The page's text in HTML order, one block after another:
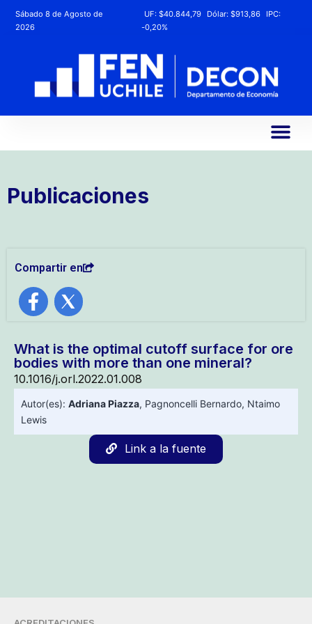
Sábado 8 de Agosto de
2026
UF:$40.844,79 Dólar:$913,86
IPC:
-0,20%
Publicaciones
Compartir en
What is the optimal cutoff surface for ore
bodies with more than one mineral?
10.1016/j.orl.2022.01.008
Autor(es): Adriana Piazza, Pagnoncelli Bernardo, Ntaimo
Lewis
Link a la fuente